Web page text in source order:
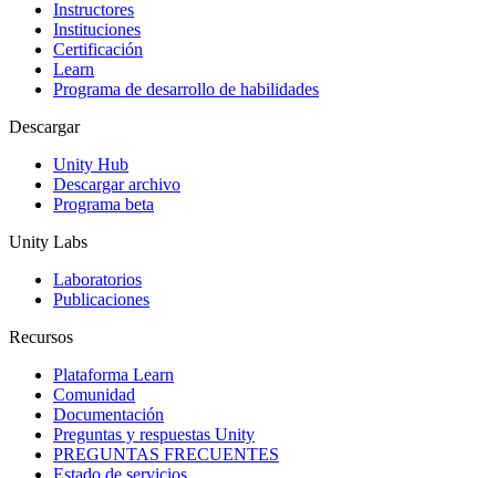
Juegos XR
Lanza juegos XR en múltiples plataformas
Juegos multijugador
Instructores
Instituciones
Certificación
Learn
Programa de desarrollo de habilidades
Descargar
Unity Hub
Descargar archivo
Programa beta
Unity Labs
Laboratorios
Publicaciones
Recursos
Plataforma Learn
Comunidad
Documentación
Preguntas y respuestas Unity
PREGUNTAS FRECUENTES